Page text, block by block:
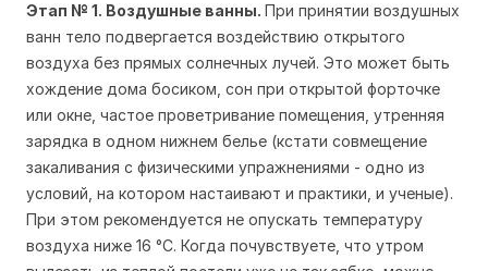
Этап № 1. Воздушные ванны. При принятии воздушных
ванн тело подвергается воздействию открытого
воздуха без прямых солнечных лучей. Это может быть
хождение дома босиком, сон при открытой форточке
или окне, частое проветривание помещения, утренняя
зарядка в одном нижнем белье (кстати совмещение
закаливания с физическими упражнениями - одно из
условий, на котором настаивают и практики, и ученые).
При этом рекомендуется не опускать температуру
воздуха ниже 16 °С. Когда почувствуете, что утром